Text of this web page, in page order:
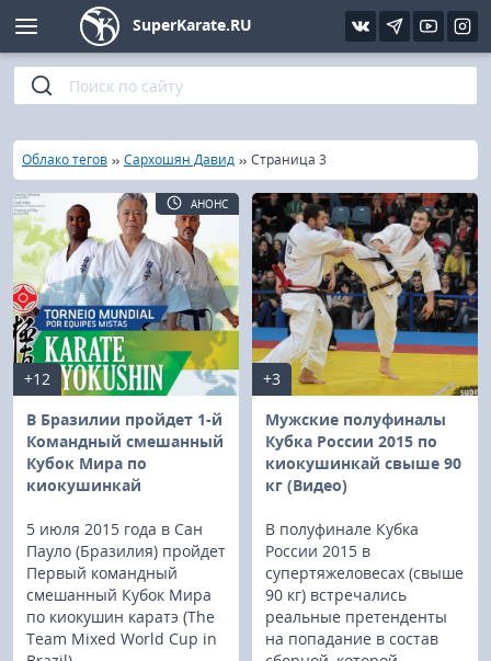
SuperKarate.RU
Главная
»
Облако тегов » Сархошян Давид » Страница 3
+12
В Бразилии пройдет 1-й
Командный смешанный
Кубок Мира по
киокушинкай
5 июля 2015 года в Сан
Пауло (Бразилия) пройдет
Первый командный
смешанный Кубок Мира
по киокушин каратэ (The
Team Mixed World Cup in
АНОНС
+3
Мужские полуфиналы
Кубка России 2015 по
киокушинкай свыше 90
кг (Видео)
В полуфинале Кубка
России 2015 в
супертяжеловесах (свыше
90 кг) встречались
реальные претенденты
на попадание в состав
Киокушинкай
Кёкусин (IFK)
Шинкиокушинкай
Кекусин-кан
Кикбоксинг и K-1
Бокс
UFC и MMA
Муай тай
Фото
Видео
Интервью
Статьи
Уроки каратэ
Файлы
Библиотека